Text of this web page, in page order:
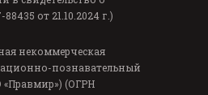
от 21.10.2024 г.)
некоммерческая
познавательный
«Правмир») (ОГРН